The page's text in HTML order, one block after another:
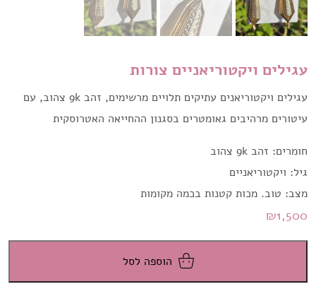
עגילים ויקטוריאניים צורות
עגילים ויקטוריאנים עתיקים תלויים מרשימים, זהב 9k צהוב, עם
עיטורים מרהיבים גאומטרים בסגנון ההחייאה האטרוסקית
חומרים: זהב 9k צהוב
גיל: ויקטוריאניים
מצב: טוב. מכות קטנות בכמה מקומות
₪1,500
הוספה לסל